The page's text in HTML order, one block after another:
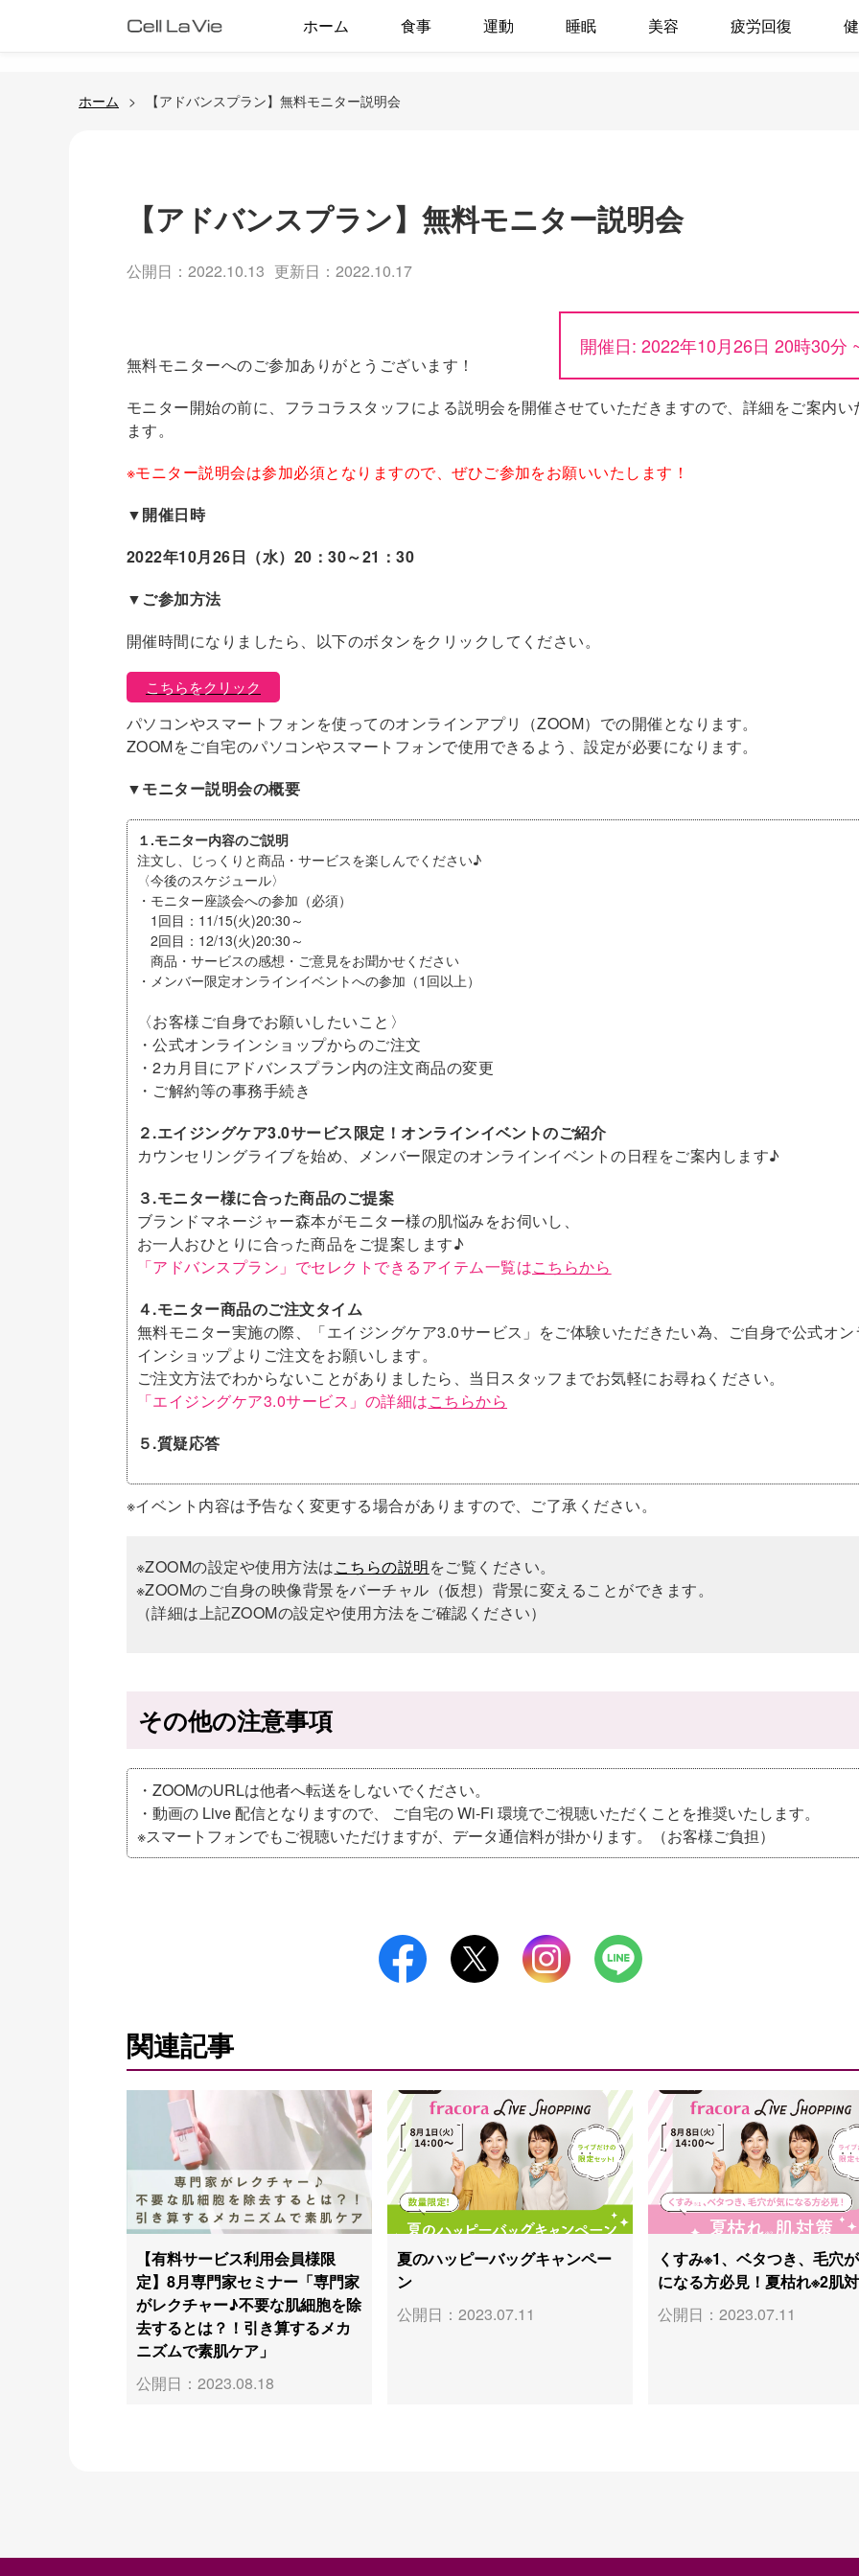
ホーム 食事 運動 睡眠 美容 疲労回復
ホーム 【アドバンスプラン】無料モニター説明会
【アドバンスプラン】無料モニター説明会
公開日：2022.10.13 更新日：2022.10.17
開催日: 2022年10月26日 20時30分
無料モニターへのご参加ありがとうございます！
モニター開始の前に、フラコラスタッフによる説明会を開催させていただきますので、詳細をご案内い
ます。
※モニター説明会は参加必須となりますので、ぜひご参加をお願いいたします！
▼開催日時
2022年10月26日（水）20：30～21：30
▼ご参加方法
開催時間になりましたら、以下のボタンをクリックしてください。
こちらをクリック
パソコンやスマートフォンを使ってのオンラインアプリ（ZOOM）での開催となります。
ZOOMをご自宅のパソコンやスマートフォンで使用できるよう、設定が必要になります。
▼モニター説明会の概要
１.モニター内容のご説明
注文し、じっくりと商品・サービスを楽しんでください♪
〈今後のスケジュール〉
・モニター座談会への参加（必須）
1回目：11/15(火)20:30～
2回目：12/13(火)20:30～
商品・サービスの感想・ご意見をお聞かせください
・メンバー限定オンラインイベントへの参加（1回以上）
〈お客様ご自身でお願いしたいこと〉
・公式オンラインショップからのご注文
・2カ月目にアドバンスプラン内の注文商品の変更
・ご解約等の事務手続き
２.エイジングケア3.0サービス限定！オンラインイベントのご紹介
カウンセリングライブを始め、メンバー限定のオンラインイベントの日程をご案内します♪
３.モニター様に合った商品のご提案
ブランドマネージャー森本がモニター様の肌悩みをお伺いし、
お一人おひとりに合った商品をご提案します♪
「アドバンスプラン」でセレクトできるアイテム一覧はこちらから
４.モニター商品のご注文タイム
無料モニター実施の際、「エイジングケア3.0サービス」をご体験いただきたい為、ご自身で公式オン
インショップよりご注文をお願いします。
ご注文方法でわからないことがありましたら、当日スタッフまでお気軽にお尋ねください。
「エイジングケア3.0サービス」の詳細はこちらから
５.質疑応答
※イベント内容は予告なく変更する場合がありますので、ご了承ください。
※ZOOMの設定や使用方法はこちらの説明をご覧ください。
※ZOOMのご自身の映像背景をバーチャル（仮想）背景に変えることができます。
（詳細は上記ZOOMの設定や使用方法をご確認ください）
その他の注意事項
・ZOOMのURLは他者へ転送をしないでください。
・動画の Live 配信となりますので、 ご自宅の Wi-Fi 環境でご視聴いただくことを推奨いたします。
※スマートフォンでもご視聴いただけますが、データ通信料が掛かります。（お客様ご負担）
関連記事
【有料サービス利用会員様限
定】8月専門家セミナー「専門家
がレクチャー♪不要な肌細胞を除
去するとは？！引き算するメカ
ニズムで素肌ケア」
公開日：2023.08.18
夏のハッピーバッグキャンペー
ン
公開日：2023.07.11
くすみ※1、ベタつき、毛穴
になる方必見！夏枯れ※2肌
公開日：2023.07.11